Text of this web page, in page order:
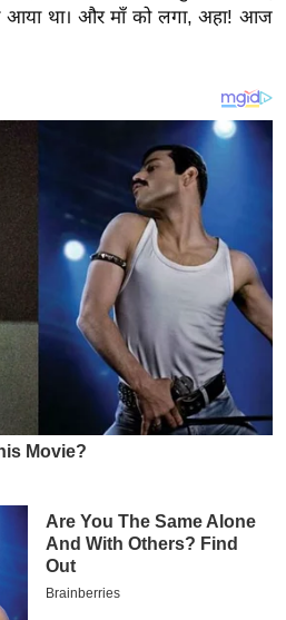
आया था। और माँ को लगा, अहा! आज